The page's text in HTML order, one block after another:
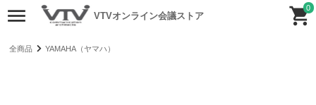
VTVオンライン会議ストア
0
全商品 YAMAHA（ヤマハ）